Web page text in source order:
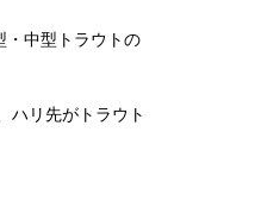
・中型トラウトの
ハリ先がトラウト